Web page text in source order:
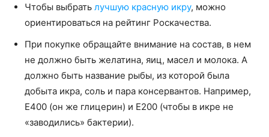
Чтобы выбрать лучшую красную икру, можно
ориентироваться на рейтинг Роскачества.
При покупке обращайте внимание на состав, в нем
не должно быть желатина, яиц, масел и молока. А
должно быть название рыбы, из которой была
добыта икра, соль и пара консервантов. Например,
Е400 (он же глицерин) и Е200 (чтобы в икре не
«заводились» бактерии).